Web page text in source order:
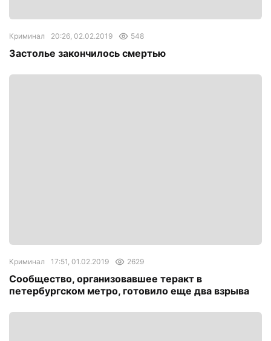
Криминал 20:26, 02.02.2019 548
Застолье закончилось смертью
Криминал 17:51, 01.02.2019 2629
Сообщество, организовавшее теракт в
петербургском метро, готовило еще два взрыва